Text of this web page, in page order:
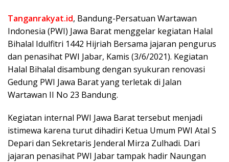
Tanganrakyat.id, Bandung-Persatuan Wartawan
Indonesia (PWI) Jawa Barat menggelar kegiatan Halal
Bihalal Idulfitri 1442 Hijriah Bersama jajaran pengurus
dan penasihat PWI Jabar, Kamis (3/6/2021). Kegiatan
Halal Bihalal disambung dengan syukuran renovasi
Gedung PWI Jawa Barat yang terletak di Jalan
Wartawan II No 23 Bandung.
Kegiatan internal PWI Jawa Barat tersebut menjadi
istimewa karena turut dihadiri Ketua Umum PWI Atal S
Depari dan Sekretaris Jenderal Mirza Zulhadi. Dari
jajaran penasihat PWI Jabar tampak hadir Naungan